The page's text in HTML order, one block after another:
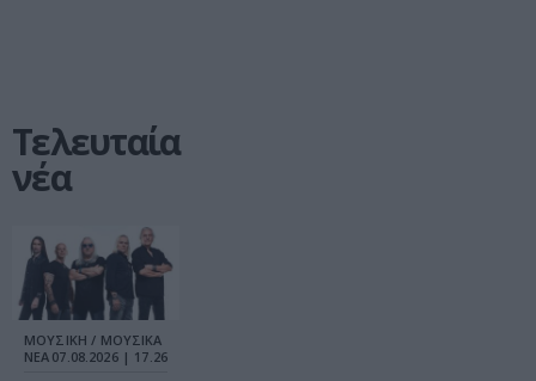
Τελευταία
νέα
ΜΟΥΣΙΚΗ / ΜΟΥΣΙΚΑ
ΝΕΑ 07.08.2026 | 17.26